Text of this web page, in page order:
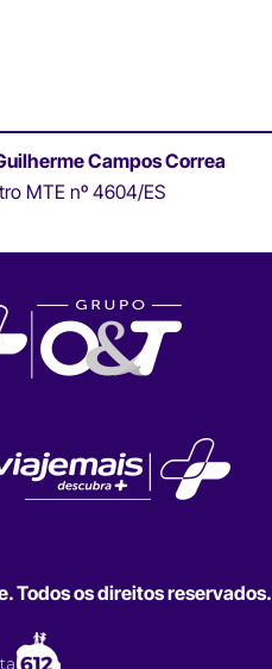
Campos Correa
MTE nº 4604/ES
Todos os direitos reservados.